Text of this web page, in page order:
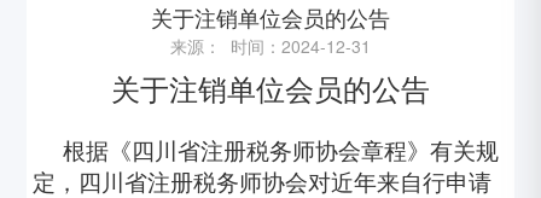
关于注销单位会员的公告
来源： 时间：2024-12-31
关于注销单位会员的公告
根据《四川省注册税务师协会章程》有关规
定，四川省注册税务师协会对近年来自行申请